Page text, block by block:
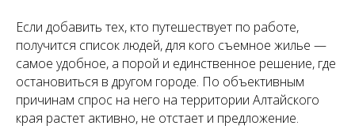
Если добавить тех, кто путешествует по работе,
получится список людей, для кого съемное жилье —
самое удобное, а порой и единственное решение, где
остановиться в другом городе. По объективным
причинам спрос на него на территории Алтайского
края растет активно, не отстает и предложение.